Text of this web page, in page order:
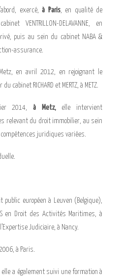
exercé,à Paris, en qualité de
VENTRILLON-DELAVANNE, en
puis au sein du cabinet NABA &
assurance.
en avril 2012, en rejoignant le
cabinet RICHARD et MERTZ, à METZ.
2014,à Metz, elle
intervient
relevant du droit immobilier, au sein
compétences juridiques variées.
public européen à Leuven (Belgique),
en Droit des Activités Maritimes, à
Judiciaire, à Nancy.
à Paris.
elle a également suivi une formation à